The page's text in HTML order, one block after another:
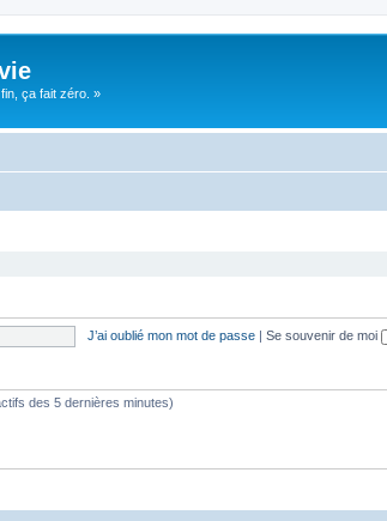
ça fait zéro. »
J’ai oublié mon mot de passe | Se souvenir de moi
des 5 dernières minutes)